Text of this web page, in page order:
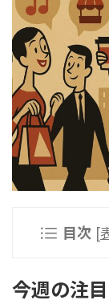
目次 [
今週の注